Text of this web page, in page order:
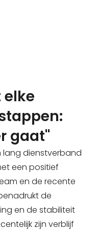
gaat"
lang dienstverband
een positief
en de recente
de
en de stabiliteit
zijn verblijf